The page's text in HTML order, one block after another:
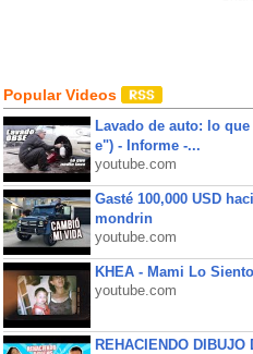
Popular Videos
Lavado de auto: lo
e") - Informe -...
youtube.com
Gasté 100,000 USD
mondrin
youtube.com
KHEA - Mami Lo
youtube.com
REHACIENDO DIBUJO